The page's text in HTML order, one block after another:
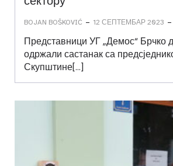
BOJAN BOŠKOVIĆ - 12 СЕПТЕМБАР 2023 -
Представници УГ „Демос“ Брчко
одржали састанак са
Скупштине[…]